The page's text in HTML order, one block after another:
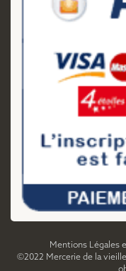
Mentions Légales
©2022 Mercerie de la